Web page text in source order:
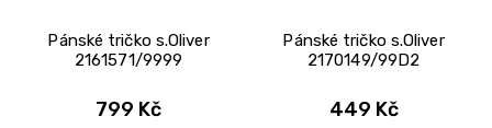
Pánské tričko s.Oliver
2161571/9999
799 Kč
Pánské tričko s.Oliver
2170149/99D2
449 Kč